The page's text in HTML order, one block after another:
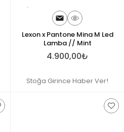
Lexon x Pantone Mina M Led
Lamba // Mint
4.900,00₺
Stoğa Girince Haber Ver!